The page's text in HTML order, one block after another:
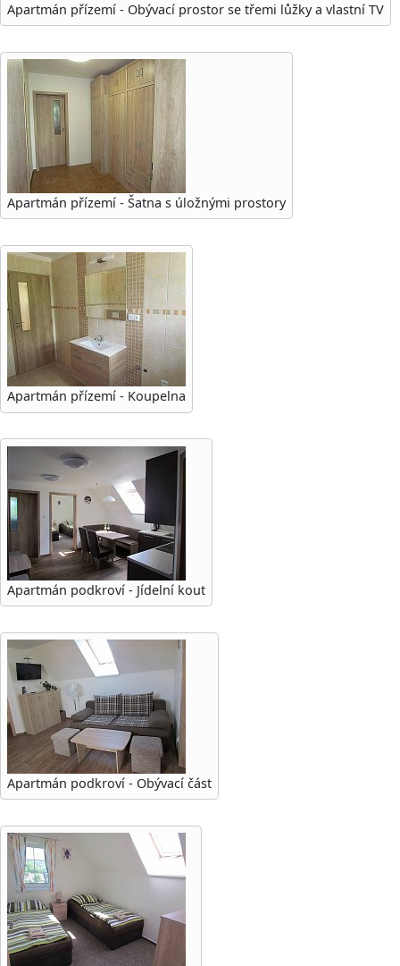
Apartmán přízemí - Obývací prostor se třemi lůžky a vlastní TV
Apartmán přízemí - Šatna s úložnými prostory
Apartmán přízemí - Koupelna
Apartmán podkroví - Jídelní kout
Apartmán podkroví - Obývací část